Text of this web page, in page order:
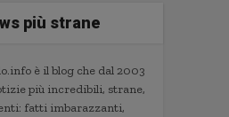
più strane
è il blog che dal 2003
più incredibili, strane,
fatti imbarazzanti,